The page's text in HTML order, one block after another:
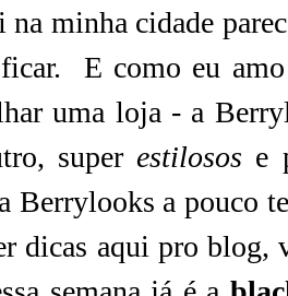
na minha cidade
E como eu
uma loja - a
superestilosos e
Berrylooks a pouco
dicas aqui pro blog,